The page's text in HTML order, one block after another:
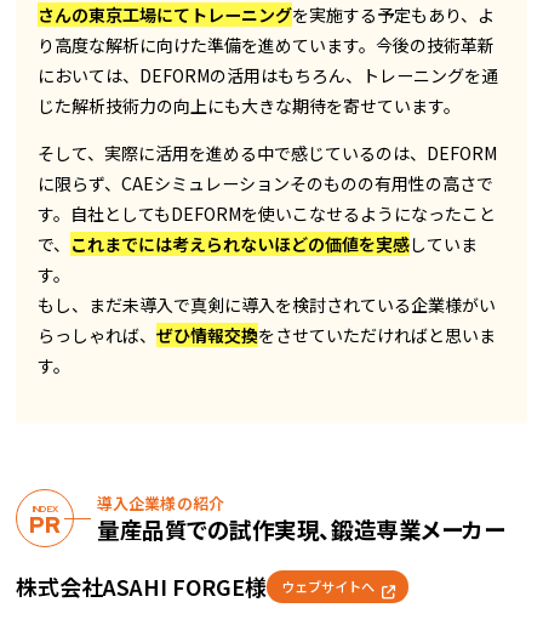
さんの東京工場にてトレーニングを実施する予定もあり、よ
り高度な解析に向けた準備を進めています。今後の技術革新
においては、DEFORMの活用はもちろん、トレーニングを通
じた解析技術力の向上にも大きな期待を寄せています。
そして、実際に活用を進める中で感じているのは、DEFORM
に限らず、CAEシミュレーションそのものの有用性の高さで
す。自社としてもDEFORMを使いこなせるようになったこと
で、 これまでには考えられないほどの価値を実感していま
す。
もし、まだ未導入で真剣に導入を検討されている企業様がい
らっしゃれば、ぜひ情報交換をさせていただければと思いま
す。
INDEX
PR
導入企業様の紹介
量産品質での試作実現、鍛造専業メーカー
株式会社ASAHI FORGE様
ウェブサイトへ